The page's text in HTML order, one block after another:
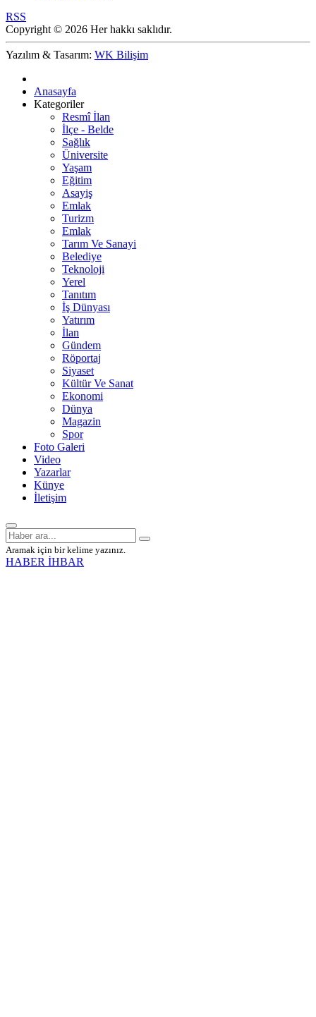
RSS
Copyright © 2026 Her hakkı saklıdır.
Yazılım & Tasarım: WK Bilişim
Anasayfa
Kategoriler
Resmî İlan
İlçe - Belde
Sağlık
Üniversite
Yaşam
Eğitim
Asayiş
Emlak
Turizm
Emlak
Tarım Ve Sanayi
Belediye
Teknoloji
Yerel
Tanıtım
İş Dünyası
Yatırım
İlan
Gündem
Röportaj
Siyaset
Kültür Ve Sanat
Ekonomi
Dünya
Magazin
Spor
Foto Galeri
Video
Yazarlar
Künye
İletişim
Aramak için bir kelime yazınız.
HABER İHBAR